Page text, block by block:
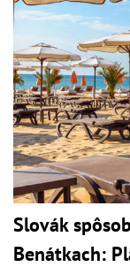
Slovák
Benátkach: